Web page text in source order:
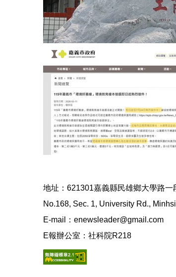
地址：621301嘉義縣民雄鄉大學路一
No.168, Sec. 1, University Rd.,
E-mail：enewsleader@gmail.com
E報辦公室：社科院R218